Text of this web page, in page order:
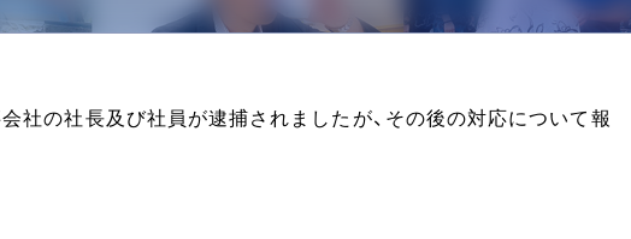
社の社長及び社員が逮捕されましたが、その後の対応について報